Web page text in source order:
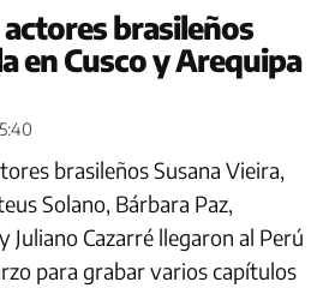
brasileños
en Cusco y Arequipa
brasileños Susana Vieira,
Solano, Bárbara Paz,
Juliano Cazarré llegaron al Perú
para grabar varios capítulos